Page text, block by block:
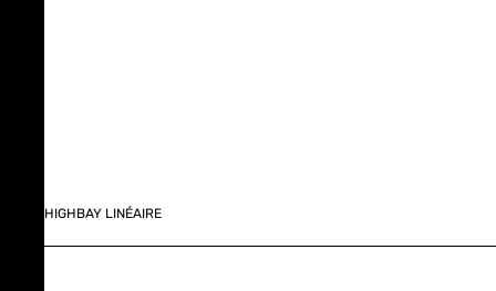
HIGHBAY LINÉAIRE